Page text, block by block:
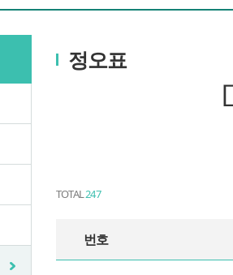
정오표
TOTAL247
번호